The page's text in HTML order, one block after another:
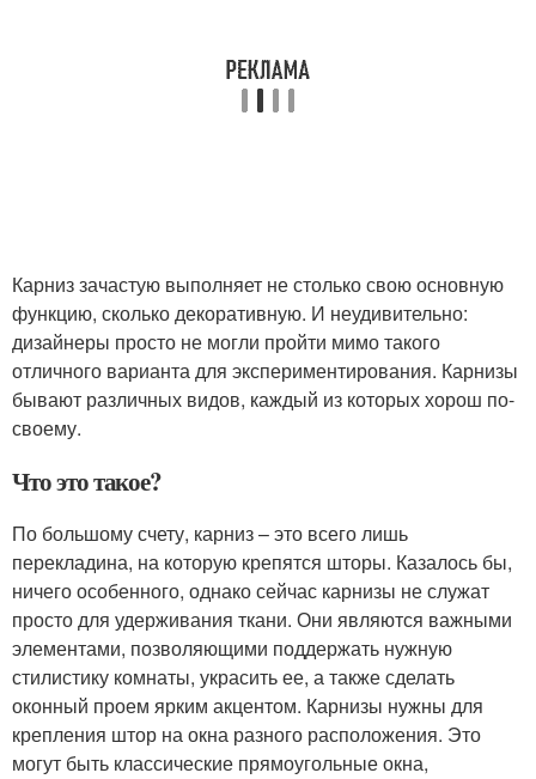
Карниз зачастую выполняет не столько свою основную
функцию, сколько декоративную. И неудивительно:
дизайнеры просто не могли пройти мимо такого
отличного варианта для экспериментирования. Карнизы
бывают различных видов, каждый из которых хорош по-
своему.
Что это такое?
По большому счету, карниз – это всего лишь
перекладина, на которую крепятся шторы. Казалось бы,
ничего особенного, однако сейчас карнизы не служат
просто для удерживания ткани. Они являются важными
элементами, позволяющими поддержать нужную
стилистику комнаты, украсить ее, а также сделать
оконный проем ярким акцентом. Карнизы нужны для
крепления штор на окна разного расположения. Это
могут быть классические прямоугольные окна,